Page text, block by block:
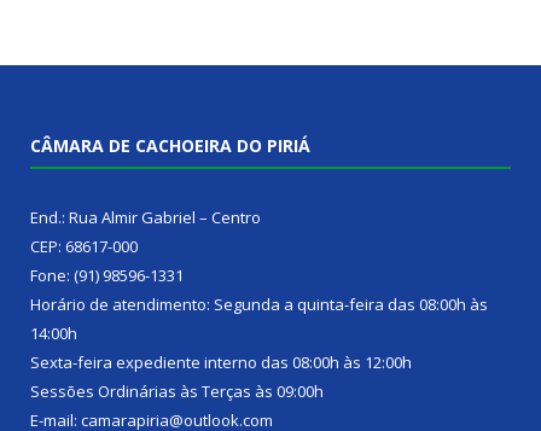
CÂMARA DE CACHOEIRA DO PIRIÁ
End.: Rua Almir Gabriel – Centro
CEP: 68617-000
Fone: (91) 98596-1331
Horário de atendimento: Segunda a quinta-feira das 08:00h às
14:00h
Sexta-feira expediente interno das 08:00h às 12:00h
Sessões Ordinárias às Terças às 09:00h
E-mail: camarapiria@outlook.com